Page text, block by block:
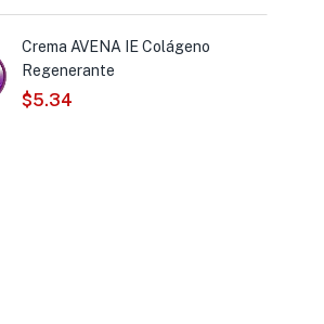
Crema AVENA IE Colágeno
Regenerante
$5.34